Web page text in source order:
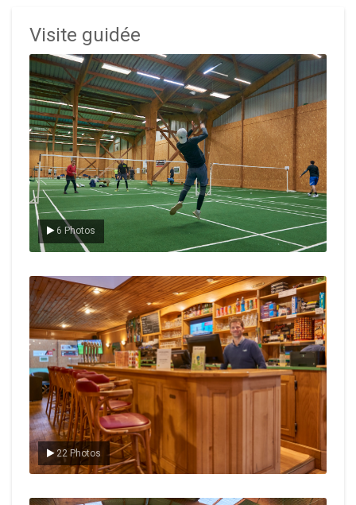
Visite guidée
6 Photos
Le badminton
22 Photos
Le Club